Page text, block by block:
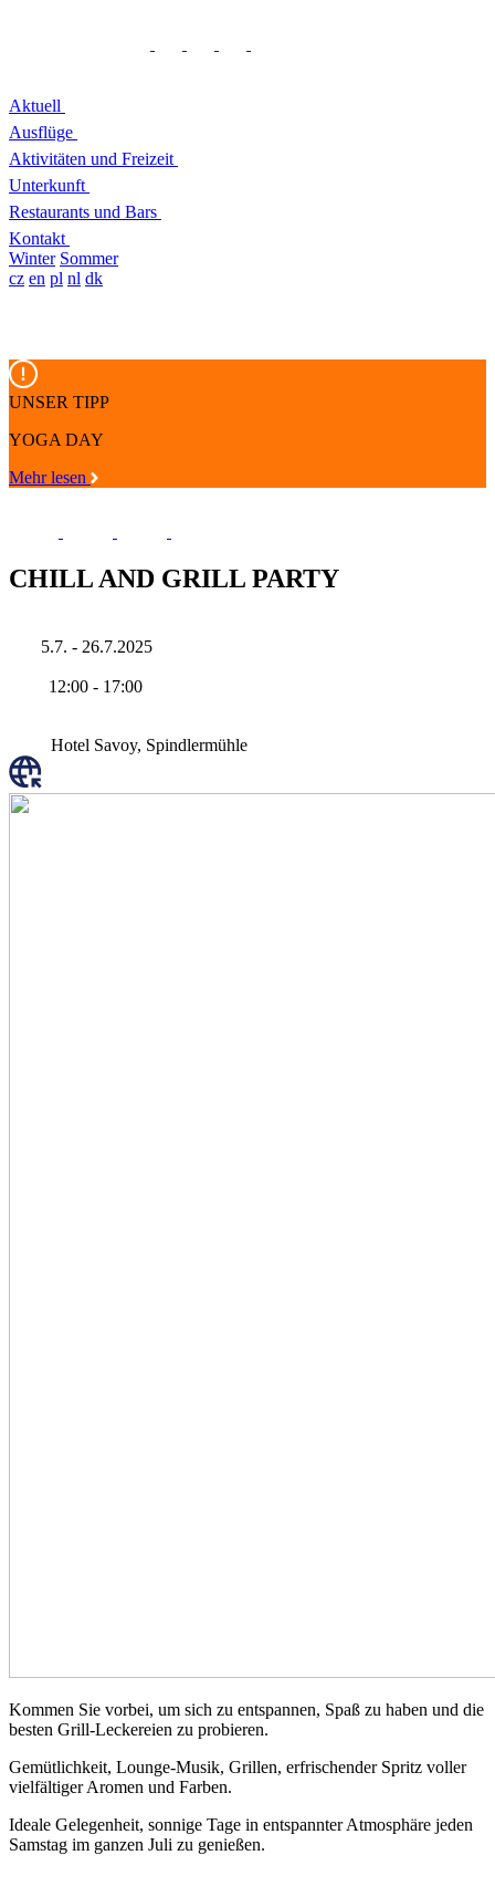
Aktuell
Ausflüge
Aktivitäten und Freizeit
Unterkunft
Restaurants und Bars
Kontakt
Winter Sommer
cz en pl nl dk
UNSER TIPP
YOGA DAY
Mehr lesen
CHILL AND GRILL PARTY
5.7. - 26.7.2025
12:00 - 17:00
Hotel Savoy, Spindlermühle
Kommen Sie vorbei, um sich zu entspannen, Spaß zu haben und die
besten Grill-Leckereien zu probieren.
Gemütlichkeit, Lounge-Musik, Grillen, erfrischender Spritz voller
vielfältiger Aromen und Farben.
Ideale Gelegenheit, sonnige Tage in entspannter Atmosphäre jeden
Samstag im ganzen Juli zu genießen.